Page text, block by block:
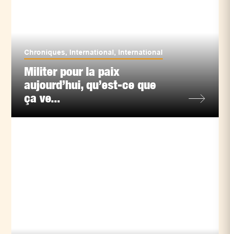
Chroniques, International, International
Militer pour la paix
aujourd’hui, qu’est-ce que
ça ve...